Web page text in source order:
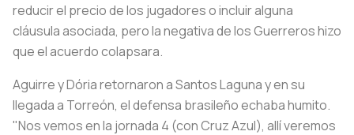
reducir el precio de los jugadores o incluir alguna
cláusula asociada, pero la negativa de los Guerreros hizo
que el acuerdo colapsara.
Aguirre y Dória retornaron a Santos Laguna y en su
llegada a Torreón, el defensa brasileño echaba humito.
"Nos vemos en la jornada 4 (con Cruz Azul), allí veremos